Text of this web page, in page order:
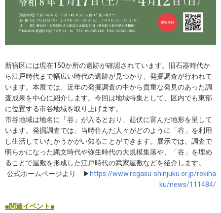
新宿区には現在150か所の遺跡が確認されています。旧石器時代か
ら江戸時代まで幅広い時代の遺跡が見つかり、発掘調査が行われて
います。本展では、近年の発掘調査の中から貴重な発見のあった調
査成果を中心に紹介します。今回は地域特集として、区内でも東部
に位置する市谷地域を取り上げます。
市谷地域は地名に「谷」が入るとおり、起伏に富んだ地形を呈して
います。発掘調査では、当時住んだ人々がどのように「谷」を利用
し生活していたかうかがい知ることができます。展示では、調査で
明らかになった縄文時代や弥生時代の大規模集落や、「谷」を埋め
ることで屋敷を形成した江戸時代の武家屋敷などを紹介します。
公式ホームページより ▶ https://www.regasu-shinjuku.or.jp/rekiha
ku/news/111484/
■関連イベント■